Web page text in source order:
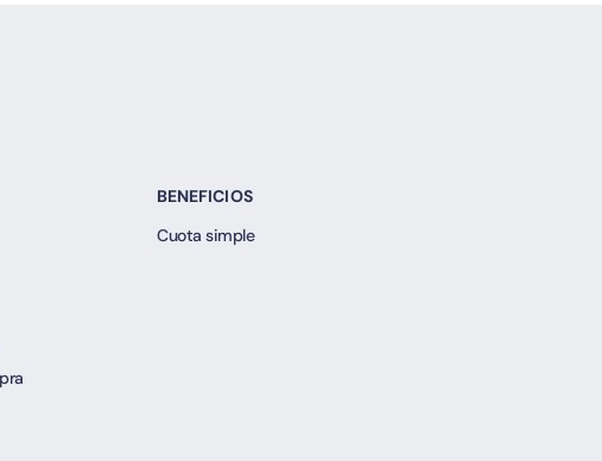
BENEFICIOS
Cuota simple